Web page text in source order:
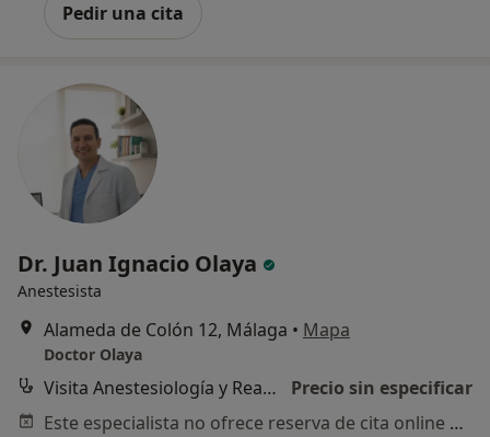
Pedir una cita
Dr. Juan Ignacio Olaya
Anestesista
Alameda de Colón 12, Málaga • Mapa
Doctor Olaya
Visita Anestesiología y Reanimación
Precio sin especificar
Este especialista no ofrece reserva de cita online en esta dirección.